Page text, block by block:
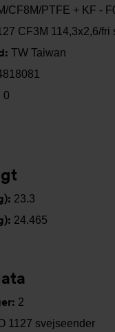
CF8M/PTFE + KF -
CF3M 114,3x2,6/fri
TW Taiwan
0
23.3
24.465
2
1127 svejseender